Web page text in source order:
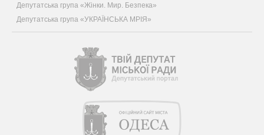
Депутатська група «Жінки. Мир. Безпека»
Депутатська група «УКРАЇНСЬКА МРІЯ»